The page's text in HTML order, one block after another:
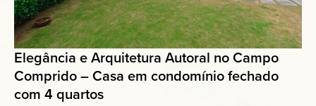
Elegância e Arquitetura Autoral no Campo
Comprido – Casa em condomínio fechado
com 4 quartos